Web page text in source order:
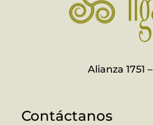
Alianza 1751
Contáctanos